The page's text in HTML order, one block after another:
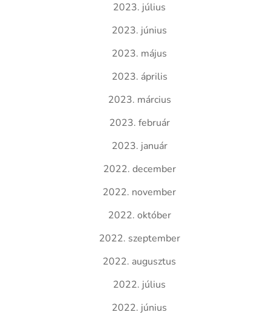
2023. július
2023. június
2023. május
2023. április
2023. március
2023. február
2023. január
2022. december
2022. november
2022. október
2022. szeptember
2022. augusztus
2022. július
2022. június